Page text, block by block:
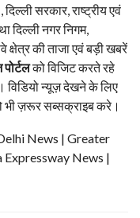
सरकार, राष्ट्रीय एवं
दिल्ली नगर निगम,
क्षेत्र की ताजा एवं बड़ी खबरें
पोर्टलको विजिट करते रहे
विडियो न्यूज़ देखने के लिए
ज़रूर सब्सक्राइब करे।
News | Greater
News |